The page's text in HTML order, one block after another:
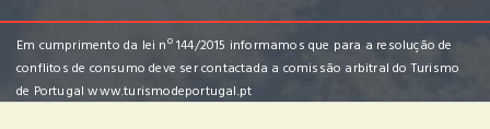
Em cumprimento da lei nº 144/2015 informamos que para a resolução de
conflitos de consumo deve ser contactada a comissão arbitral do Turismo
de Portugalwww.turismodeportugal.pt